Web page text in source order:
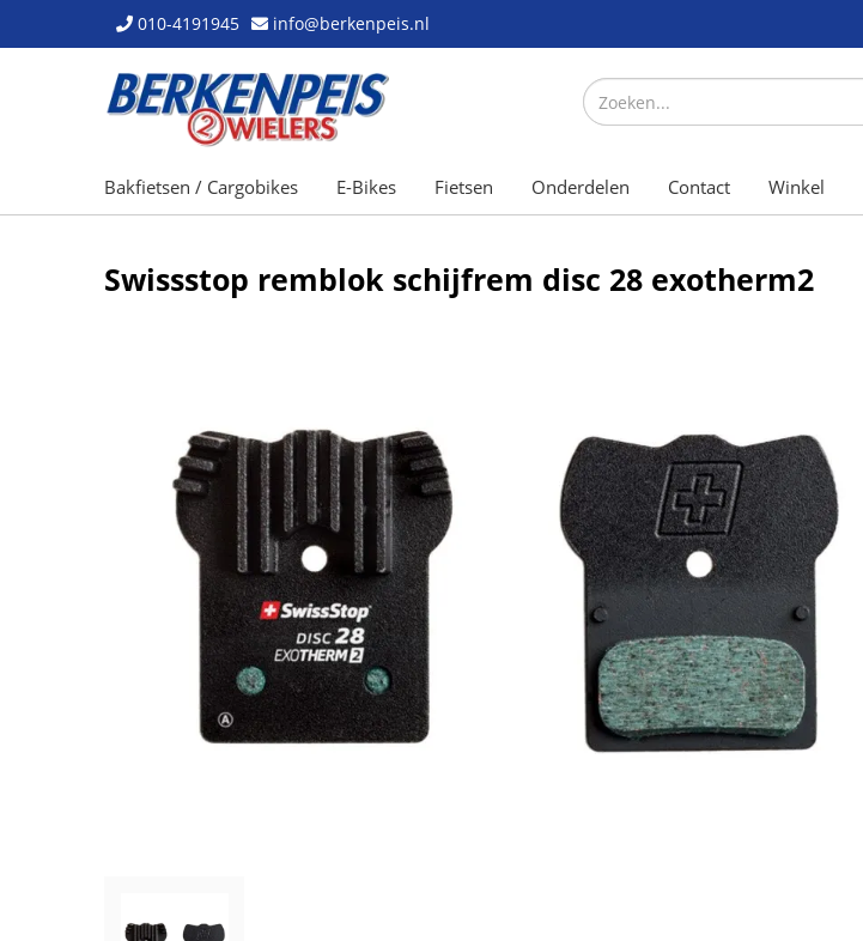
010-4191945 info@berkenpeis.nl
Bakfietsen / Cargobikes E-Bikes Fietsen Onderdelen Contact Winkel
Swissstop remblok schijfrem disc 28 exotherm2